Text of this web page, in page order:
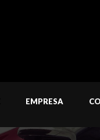
EMPRESA